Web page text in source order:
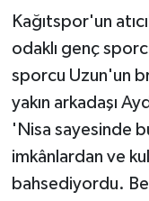
Kağıtspor'un
odaklı genç
sporcu Uzun'un
yakın arkadaşı
'Nisa sayesinde
imkânlardan ve
bahsediyordu.